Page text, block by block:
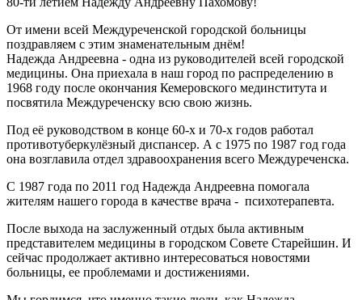
От имени всей Междуреченской городской больницы
поздравляем с этим знаменательным днём!
Надежда Андреевна - одна из руководителей всей городской
медицины. Она приехала в наш город по распределению в
1968 году после окончания Кемеровского мединститута и
посвятила Междуреченску всю свою жизнь.
Под её руководством в конце 60-х и 70-х годов работал
противотуберкулёзный диспансер. А с 1975 по 1987 год года
она возглавила отдел здравоохранения всего Междуреченска.
С 1987 года по 2011 год Надежда Андреевна помогала
жителям нашего города в качестве врача - психотерапевта.
После выхода на заслуженный отдых была активным
представителем медицины в городском Совете Старейшин. И
сейчас продолжает активно интересоваться новостями
больницы, ее проблемами и достижениями.